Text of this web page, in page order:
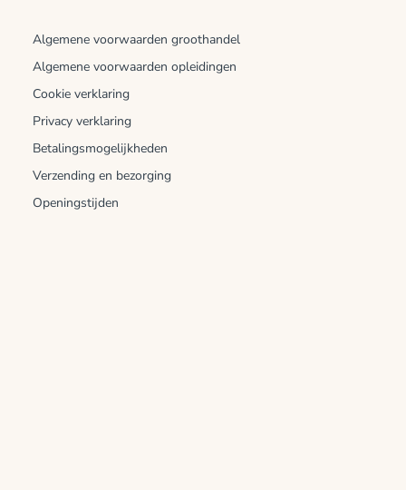
Algemene voorwaarden groothandel
Algemene voorwaarden opleidingen
Cookie verklaring
Privacy verklaring
Betalingsmogelijkheden
Verzending en bezorging
Openingstijden